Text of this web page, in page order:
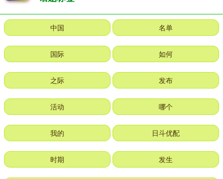
中国 名单
国际 如何
之际 发布
活动 哪个
我的 日斗优配
时期 发生